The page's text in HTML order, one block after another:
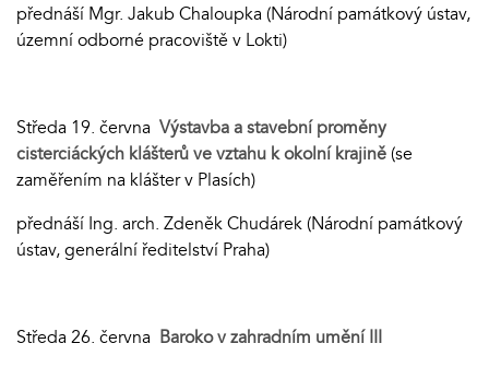
přednáší Mgr. Jakub Chaloupka (Národní památkový ústav,
územní odborné pracoviště v Lokti)
Středa 19. června Výstavba a stavební proměny
cisterciáckých klášterů ve vztahu k okolní krajině(se
zaměřením na klášter v Plasích)
přednáší Ing. arch. Zdeněk Chudárek (Národní památkový
ústav, generální ředitelství Praha)
Středa 26. června Baroko v zahradním umění III